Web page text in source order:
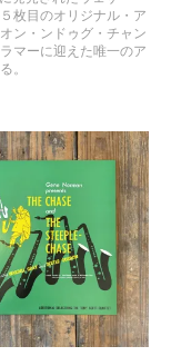
枚目のオリジナル・ア
ン・ンドゥグ・チャン
マーに迎えた唯一のア
。